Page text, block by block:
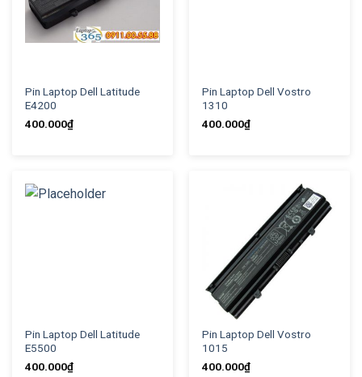
Pin Laptop Dell Latitude
E4200
400.000₫
Pin Laptop Dell Vostro
1310
400.000₫
Pin Laptop Dell Latitude
E5500
400.000₫
Pin Laptop Dell Vostro
1015
400.000₫